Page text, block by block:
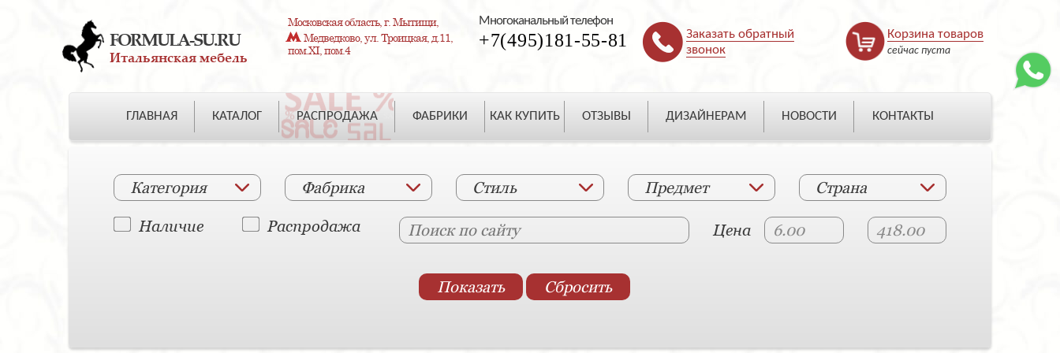
FORMULA-SU.RU
Итальянская мебель
Московская область, г. Мытищи,
Медведково, ул. Троицкая, д.11,
пом.XI, пом.4
Многоканальный телефон
+7(495)181-55-81
Заказать обратный
звонок
Корзина товаров
сейчас пуста
ГЛАВНАЯ КАТАЛОГ РАСПРОДАЖА ФАБРИКИ КАК КУПИТЬ ОТЗЫВЫ ДИЗАЙНЕРАМ НОВОСТИ КОНТАКТЫ
Категория Фабрика Стиль Предмет Страна
Наличие Распродажа Цена